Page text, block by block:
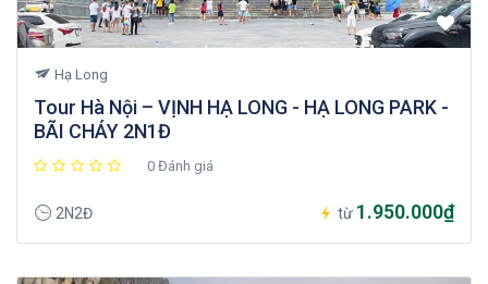
Hạ Long
Tour Hà Nội – VỊNH HẠ LONG - HẠ LONG PARK -
BÃI CHÁY 2N1Đ
0 Đánh giá
2N2Đ từ 1.950.000₫